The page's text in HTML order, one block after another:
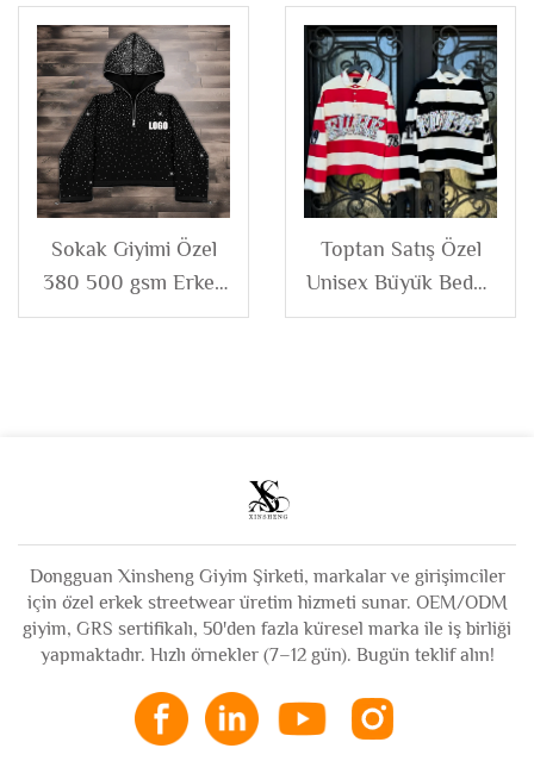
Vintage Yıkamalı
Flare Kot Pantolon
Erkek
Kapüşonlu ve
Eşofman Altı Takımı
Erkek Eşofman
Takımları
Sokak Giyimi Özel
380 500 gsm Erkek
Fransız Terry Polar
Toptan Satış Özel
Unisex Büyük Beden
Fransız Terry Pamuk
Dongguan Xinsheng Giyim Şirketi, markalar ve girişimciler
için özel erkek streetwear üretim hizmeti sunar. OEM/ODM
giyim, GRS sertifikalı, 50'den fazla küresel marka ile iş birliği
yapmaktadır. Hızlı örnekler (7–12 gün). Bugün teklif alın!